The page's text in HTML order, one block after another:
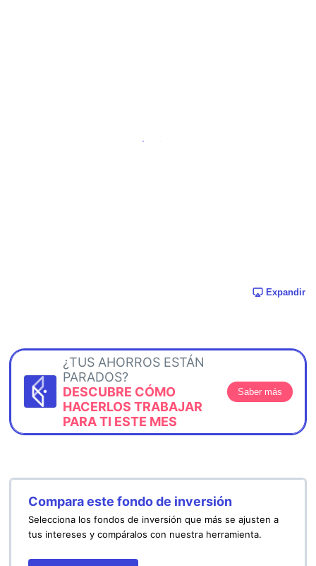
Expandir
¿TUS AHORROS ESTÁN
PARADOS?
DESCUBRE CÓMO
HACERLOS TRABAJAR
PARA TI ESTE MES
Saber más
Compara este fondo de inversión
Selecciona los fondos de inversión que más se ajusten a
tus intereses y compáralos con nuestra herramienta.